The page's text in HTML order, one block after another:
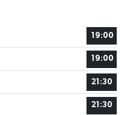
19:00
19:00
21:30
21:30